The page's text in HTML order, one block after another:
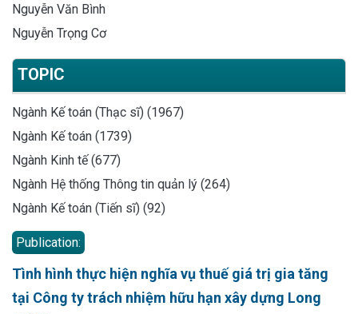
Nguyễn Văn Bình
Nguyễn Trọng Cơ
TOPIC
Ngành Kế toán (Thạc sĩ) (1967)
Ngành Kế toán (1739)
Ngành Kinh tế (677)
Ngành Hệ thống Thông tin quản lý (264)
Ngành Kế toán (Tiến sĩ) (92)
Publication:
Tình hình thực hiện nghĩa vụ thuế giá trị gia tăng
tại Công ty trách nhiệm hữu hạn xây dựng Long